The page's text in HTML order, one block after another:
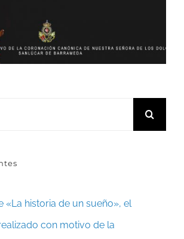
«La historia de un sueño», el
con motivo de la